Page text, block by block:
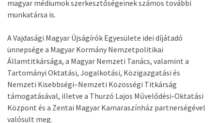
magyar médiumok szerkesztőségeinek számos további
munkatársa is.
A Vajdasági Magyar Újságírók Egyesülete idei díjátadó
ünnepsége a Magyar Kormány Nemzetpolitikai
Államtitkársága, a Magyar Nemzeti Tanács, valamint a
Tartományi Oktatási, Jogalkotási, Közigazgatási és
Nemzeti Kisebbségi–Nemzeti Közösségi Titkárság
támogatásával, illetve a Thurzó Lajos Művelődési-Oktatási
Központ és a Zentai Magyar Kamaraszínház partnerségével
valósult meg.